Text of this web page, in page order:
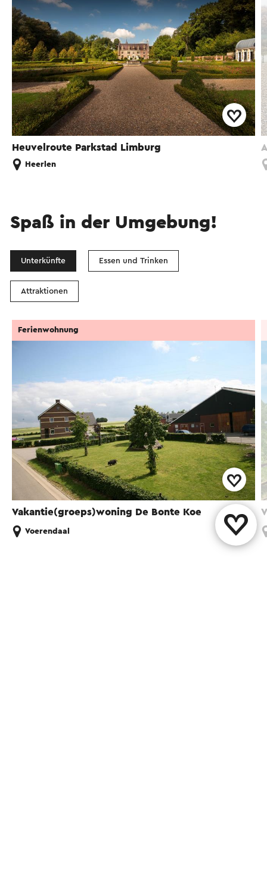
Heuvelroute Parkstad Limburg
Heerlen
Spaß in der Umgebung!
Unterkünfte Essen und Trinken
Attraktionen
Vakantie(groeps)woning De Bonte Koe
Ferienwohnung
Voerendaal